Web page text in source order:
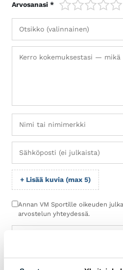
Arvosanasi * 1/5 2/53/54/5
+ Lisää kuvia (max 5)
Annan VM Sportille oikeuden
arvostelun yhteydessä.
Arvostelut tarkistetaan ennen